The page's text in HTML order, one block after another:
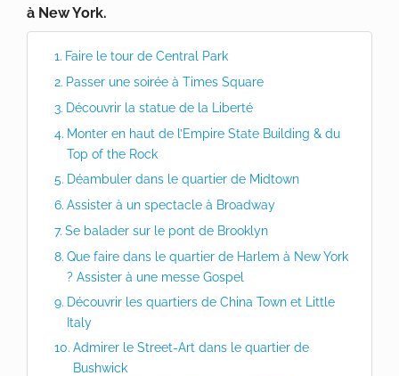
à New York.
Faire le tour de Central Park
Passer une soirée à Times Square
Découvrir la statue de la Liberté
Monter en haut de l’Empire State Building & du
Top of the Rock
Déambuler dans le quartier de Midtown
Assister à un spectacle à Broadway
Se balader sur le pont de Brooklyn
Que faire dans le quartier de Harlem à New York
? Assister à une messe Gospel
Découvrir les quartiers de China Town et Little
Italy
Admirer le Street-Art dans le quartier de
Bushwick